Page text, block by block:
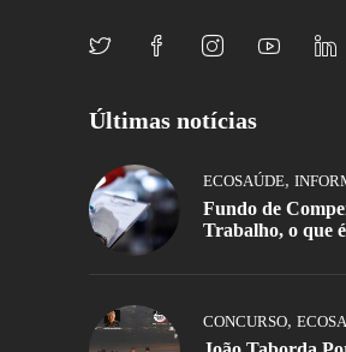
Últimas notícias
ECOSAÚDE,
Fundo de
Trabalho, o que
CONCURSO,